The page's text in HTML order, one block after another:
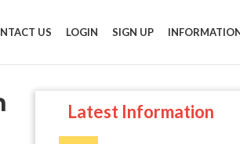
US LOGIN SIGN UP
Latest Information